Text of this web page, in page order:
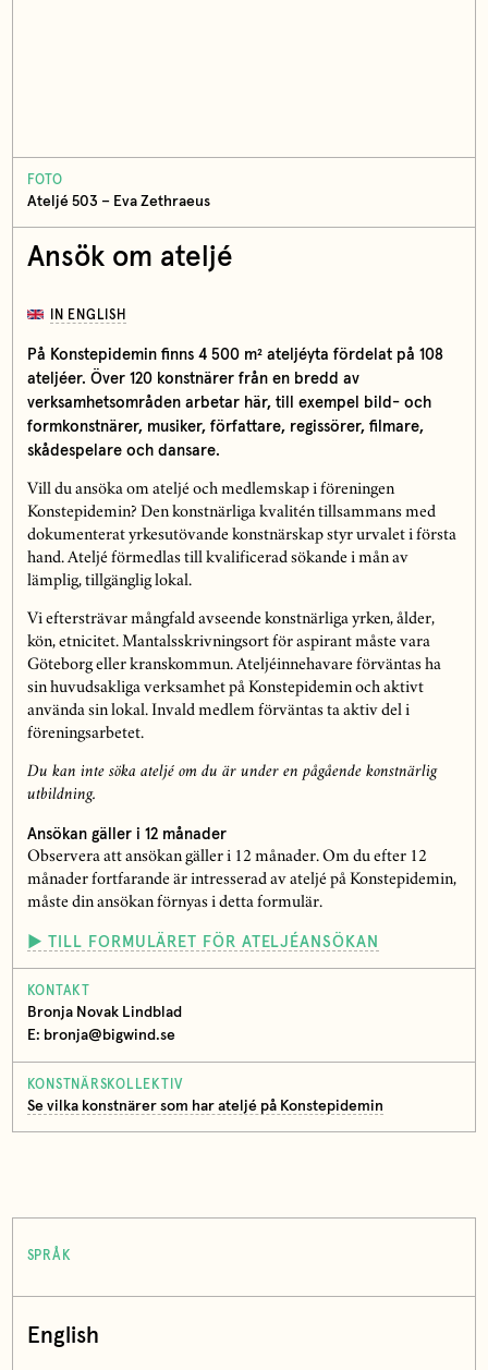
Ansök om ateljé
IN ENGLISH
På Konstepidemin finns 4 500 m² ateljéyta fördelat på 108
ateljéer. Över 120 konstnärer från en bredd av
verksamhetsområden arbetar här, till exempel bild- och
formkonstnärer, musiker, författare, regissörer, filmare,
skådespelare och dansare.
Vill du ansöka om ateljé och medlemskap i föreningen
Konstepidemin? Den konstnärliga kvalitén tillsammans med
dokumenterat yrkesutövande konstnärskap styr urvalet i första
hand. Ateljé förmedlas till kvalificerad sökande i mån av
lämplig, tillgänglig lokal.
Vi eftersträvar mångfald avseende konstnärliga yrken, ålder,
kön, etnicitet. Mantalsskrivningsort för aspirant måste vara
Göteborg eller kranskommun. Ateljéinnehavare förväntas ha
sin huvudsakliga verksamhet på Konstepidemin och aktivt
använda sin lokal. Invald medlem förväntas ta aktiv del i
föreningsarbetet.
Du kan inte söka ateljé om du är under en pågående konstnärlig
utbildning.
Ansökan gäller i 12 månader
Observera att ansökan gäller i 12 månader. Om du efter 12
månader fortfarande är intresserad av ateljé på Konstepidemin,
måste din ansökan förnyas i detta formulär.
► TILL FORMULÄRET FÖR ATELJÉANSÖKAN
FOTO
Ateljé 503 – Eva Zethraeus
KONTAKT
Bronja Novak Lindblad
E: bronja@bigwind.se
KONSTNÄRSKOLLEKTIV
Se vilka konstnärer som har ateljé på Konstepidemin
SPRÅK
English